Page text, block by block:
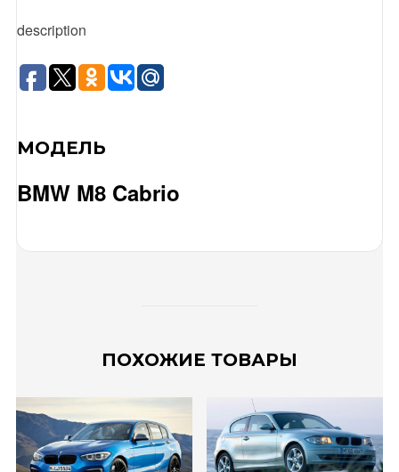
description
МОДЕЛЬ
BMW M8 Cabrio
ПОХОЖИЕ ТОВАРЫ